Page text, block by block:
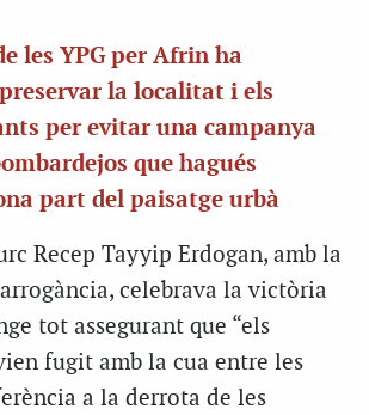
les YPG per Afrin ha
la localitat i els
per evitar una campanya
que hagués
part del paisatge urbà
Recep Tayyip Erdogan, amb la
celebrava la victòria
tot assegurant que “els
fugit amb la cua entre les
a la derrota de les